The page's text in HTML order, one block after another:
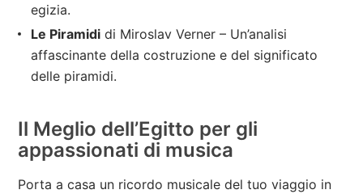
egizia.
Le Piramidi di Miroslav Verner – Un’analisi
affascinante della costruzione e del significato
delle piramidi.
Il Meglio dell’Egitto per gli
appassionati di musica
Porta a casa un ricordo musicale del tuo viaggio in